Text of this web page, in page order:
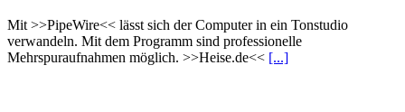
Mit >>PipeWire<< lässt sich der Computer in ein Tonstudio
verwandeln. Mit dem Programm sind professionelle
Mehrspuraufnahmen möglich. >>Heise.de<< [...]